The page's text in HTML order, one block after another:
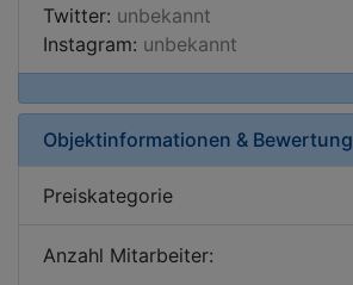
Twitter: unbekannt
Instagram: unbekannt
Objektinformationen & Bewertung
Preiskategorie
Anzahl Mitarbeiter: